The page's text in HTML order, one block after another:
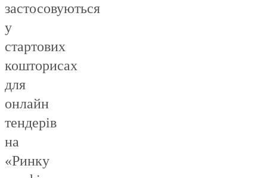
застосовуються
у
стартових
кошторисах
для
онлайн
тендерів
на
«Ринку